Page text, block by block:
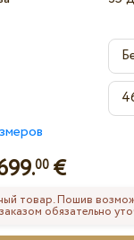
00 €
товар. Пошив
обязательно